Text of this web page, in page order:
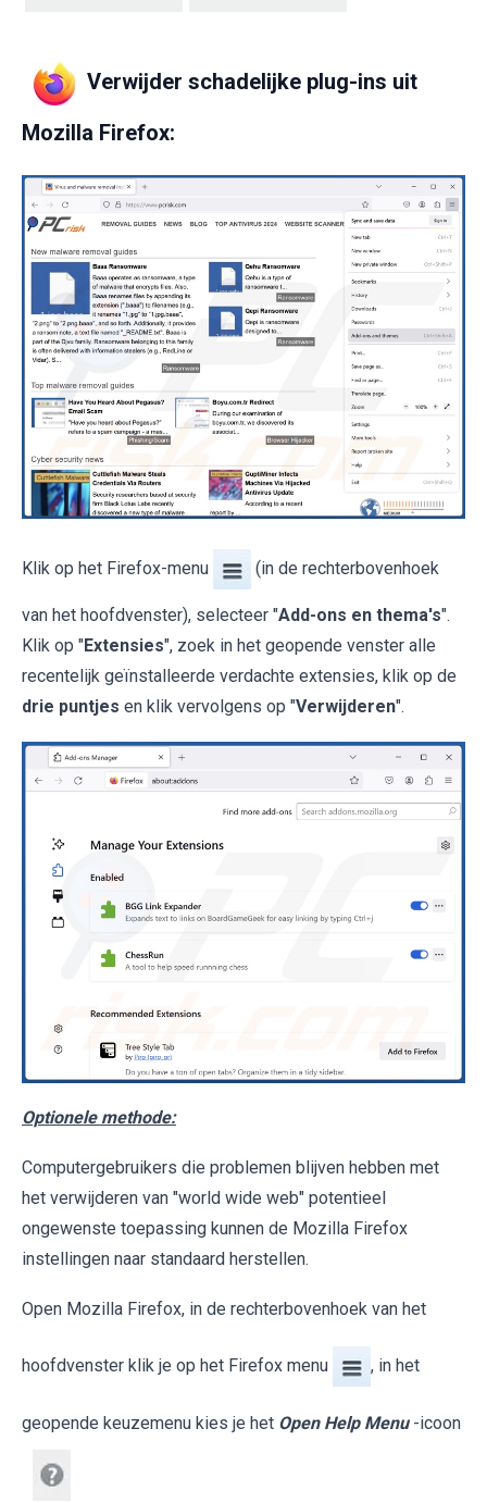
Verwijder schadelijke plug-ins uit
Mozilla Firefox:
Klik op het Firefox-menu (in de rechterbovenhoek
van het hoofdvenster), selecteer "Add-ons en thema's".
Klik op "Extensies", zoek in het geopende venster alle
recentelijk geïnstalleerde verdachte extensies, klik op de
drie puntjes en klik vervolgens op "Verwijderen".
Optionele methode:
Computergebruikers die problemen blijven hebben met
het verwijderen van "world wide web" potentieel
ongewenste toepassing kunnen de Mozilla Firefox
instellingen naar standaard herstellen.
Open Mozilla Firefox, in de rechterbovenhoek van het
hoofdvenster klik je op het Firefox menu , in het
geopende keuzemenu kies je het Open Help Menu -icoon